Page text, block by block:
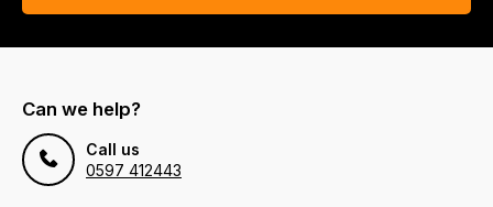
Can we help?
Call us
0597 412443